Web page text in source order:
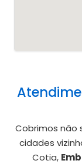
Cobrimos não
cidades
Cotia,